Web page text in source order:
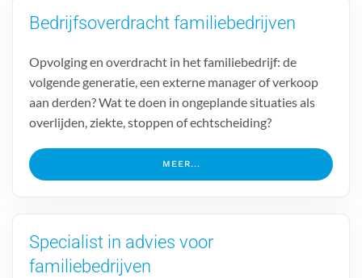
Bedrijfsoverdracht familiebedrijven
Opvolging en overdracht in het familiebedrijf: de
volgende generatie, een externe manager of verkoop
aan derden? Wat te doen in ongeplande situaties als
overlijden, ziekte, stoppen of echtscheiding?
MEER...
Specialist in advies voor
familiebedrijven